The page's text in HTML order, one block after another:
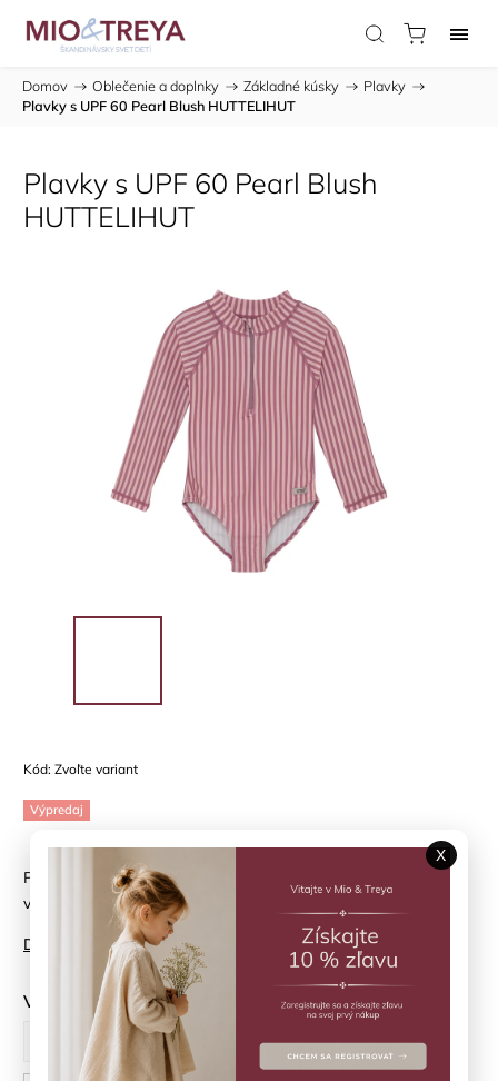
Domov / Oblečenie a doplnky / Základné kúsky / Plavky /
Plavky s UPF 60 Pearl Blush HUTTELIHUT
Plavky s UPF 60 Pearl Blush
HUTTELIHUT
Kód: Zvoľte variant
Výpredaj
Plavkový overal HUTTELIHUT - slnečná ochrana v krásnom
vzore
Detailné informácie
Veľkosť
92 cm
98 cm 104 cm 110 cm
X